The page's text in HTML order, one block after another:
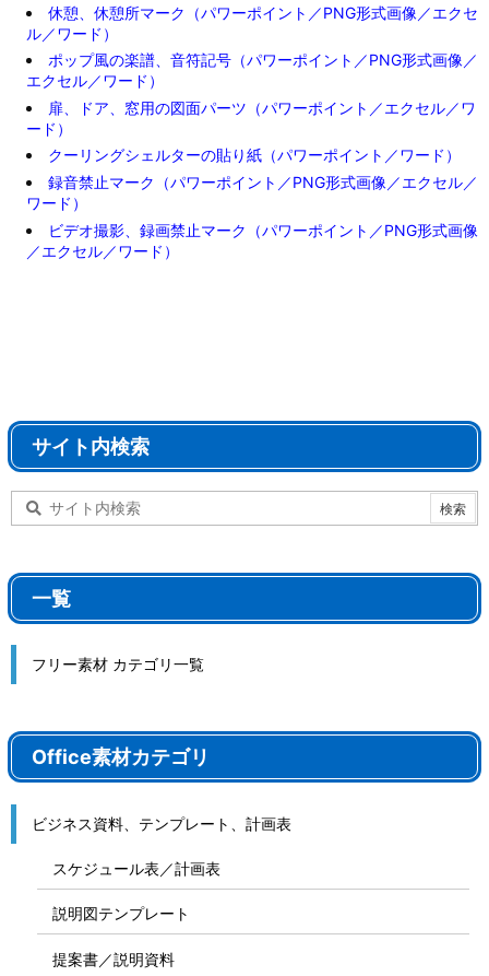
休憩、休憩所マーク（パワーポイント／PNG形式画像／エクセ
ル／ワード）
ポップ風の楽譜、音符記号（パワーポイント／PNG形式画像／
エクセル／ワード）
扉、ドア、窓用の図面パーツ（パワーポイント／エクセル／ワ
ード）
クーリングシェルターの貼り紙（パワーポイント／ワード）
録音禁止マーク（パワーポイント／PNG形式画像／エクセル／
ワード）
ビデオ撮影、録画禁止マーク（パワーポイント／PNG形式画像
／エクセル／ワード）
サイト内検索
一覧
フリー素材 カテゴリ一覧
Office素材カテゴリ
ビジネス資料、テンプレート、計画表
スケジュール表／計画表
説明図テンプレート
提案書／説明資料